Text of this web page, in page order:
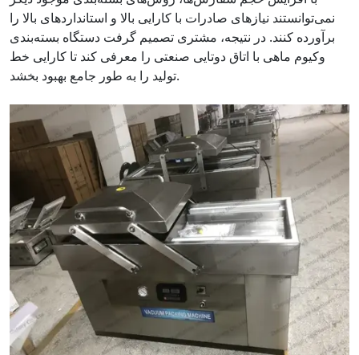
نمی‌توانستند نیازهای صادرات با کارایی بالا و استانداردهای بالا را
برآورده کنند. در نتیجه، مشتری تصمیم گرفت دستگاه بسته‌بندی
وکیوم ماهی با اتاق دوتایی صنعتی را معرفی کند تا کارایی خط
تولید را به طور جامع بهبود بخشد.